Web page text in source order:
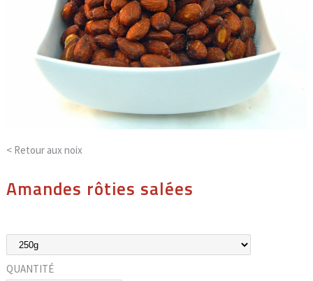
< Retour aux noix
Amandes rôties salées
QUANTITÉ